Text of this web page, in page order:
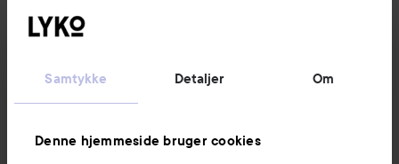
Samtykke Detaljer Om
Denne hjemmeside bruger cookies